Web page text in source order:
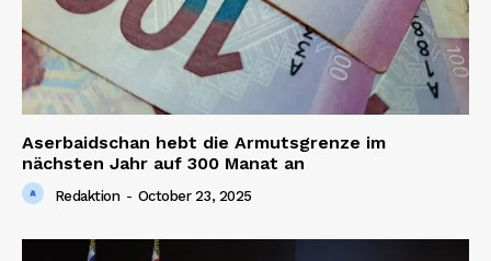
Aserbaidschan hebt die Armutsgrenze im
nächsten Jahr auf 300 Manat an
Redaktion - October 23, 2025